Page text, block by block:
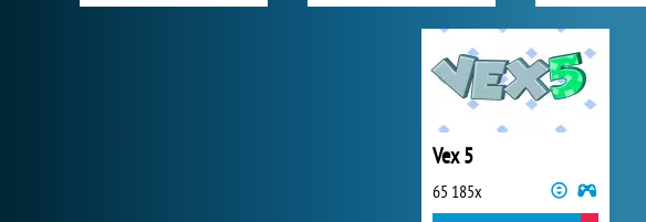
Vex 5
65 185x